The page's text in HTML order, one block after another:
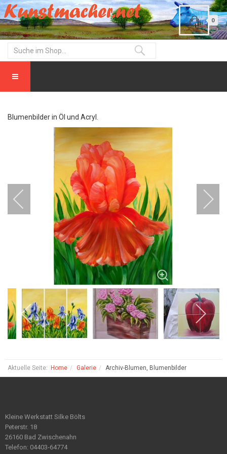
0
Blumenbilder in Öl und Acryl.
Aktuelle Seite: Home Galerie Archiv-Blumen, Blumenbilder
Kleine Werkstatt Silke Bölts
Peterstr. 18
26160 Bad Zwischenahn
Telefon: 04403-64774